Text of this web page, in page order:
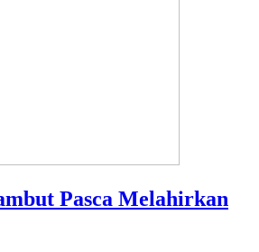
Pasca Melahirkan